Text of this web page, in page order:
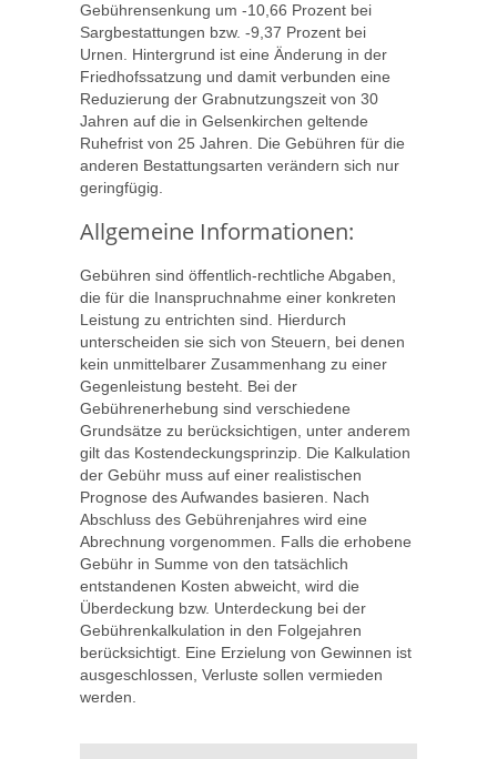
Gebührensenkung um -10,66 Prozent bei
Sargbestattungen bzw. -9,37 Prozent bei
Urnen. Hintergrund ist eine Änderung in der
Friedhofssatzung und damit verbunden eine
Reduzierung der Grabnutzungszeit von 30
Jahren auf die in Gelsenkirchen geltende
Ruhefrist von 25 Jahren. Die Gebühren für die
anderen Bestattungsarten verändern sich nur
geringfügig.
Allgemeine Informationen:
Gebühren sind öffentlich-rechtliche Abgaben,
die für die Inanspruchnahme einer konkreten
Leistung zu entrichten sind. Hierdurch
unterscheiden sie sich von Steuern, bei denen
kein unmittelbarer Zusammenhang zu einer
Gegenleistung besteht. Bei der
Gebührenerhebung sind verschiedene
Grundsätze zu berücksichtigen, unter anderem
gilt das Kostendeckungsprinzip. Die Kalkulation
der Gebühr muss auf einer realistischen
Prognose des Aufwandes basieren. Nach
Abschluss des Gebührenjahres wird eine
Abrechnung vorgenommen. Falls die erhobene
Gebühr in Summe von den tatsächlich
entstandenen Kosten abweicht, wird die
Überdeckung bzw. Unterdeckung bei der
Gebührenkalkulation in den Folgejahren
berücksichtigt. Eine Erzielung von Gewinnen ist
ausgeschlossen, Verluste sollen vermieden
werden.